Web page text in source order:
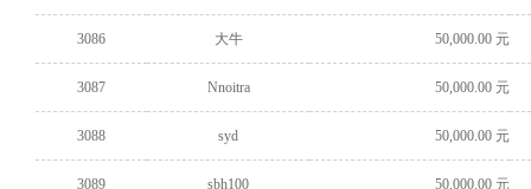
3086 大牛 50,000.00 元
3087 Nnoitra 50,000.00 元
3088 syd 50,000.00 元
3089 sbh100 50,000.00 元